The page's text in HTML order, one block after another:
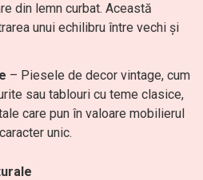
din lemn curbat. Această
unui echilibru între vechi și
– Piesele de decor vintage, cum
sau tablouri cu teme clasice,
care pun în valoare mobilierul
unic.